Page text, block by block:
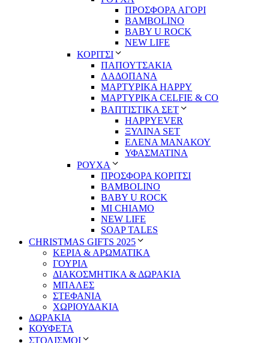
ΠΡΟΣΦΟΡΑ ΑΓΟΡΙ
BAMBOLINO
BABY U ROCK
NEW LIFE
ΚΟΡΙΤΣΙ
ΠΑΠΟΥΤΣΑΚΙΑ
ΛΑΔΟΠΑΝΑ
ΜΑΡΤΥΡΙΚΑ HAPPY
ΜΑΡΤΥΡΙΚΑ CELFIE & CO
ΒΑΠΤΙΣΤΙΚΑ ΣΕΤ
HAPPYEVER
ΞΥΛΙΝΑ SET
ΕΛΕΝΑ ΜΑΝΑΚΟΥ
ΥΦΑΣΜΑΤΙΝΑ
ΡΟΥΧΑ
ΠΡΟΣΦΟΡΑ ΚΟΡΙΤΣΙ
BAMBOLINO
BABY U ROCK
MI CHIAMO
NEW LIFE
SOAP TALES
CHRISTMAS GIFTS 2025
ΚΕΡΙΑ & ΑΡΩΜΑΤΙΚΑ
ΓΟΥΡΙΑ
ΔΙΑΚΟΣΜΗΤΙΚΑ & ΔΩΡΑΚΙΑ
ΜΠΑΛΕΣ
ΣΤΕΦΑΝΙΑ
ΧΩΡΙΟΥΔΑΚΙΑ
ΔΩΡΑΚΙΑ
ΚΟΥΦΕΤΑ
ΣΤΟΛΙΣΜΟΙ